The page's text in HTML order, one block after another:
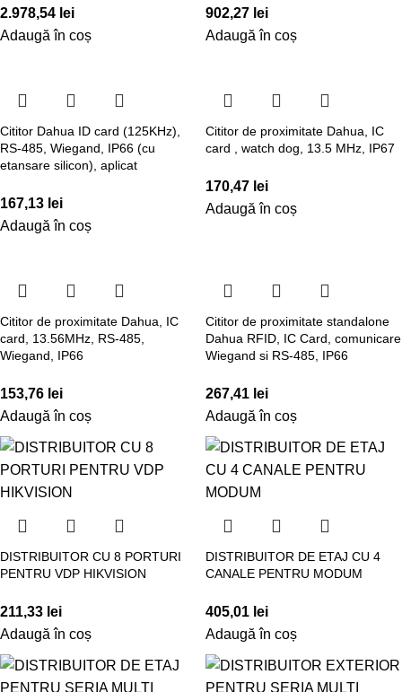
2.978,54 lei
Adaugă în coș
902,27 lei
Adaugă în coș
Cititor Dahua ID card (125KHz),
RS-485, Wiegand, IP66 (cu
etansare silicon), aplicat
167,13 lei
Adaugă în coș
Cititor de proximitate Dahua, IC
card , watch dog, 13.5 MHz, IP67
170,47 lei
Adaugă în coș
Cititor de proximitate Dahua, IC
card, 13.56MHz, RS-485,
Wiegand, IP66
153,76 lei
Adaugă în coș
Cititor de proximitate standalone
Dahua RFID, IC Card, comunicare
Wiegand si RS-485, IP66
267,41 lei
Adaugă în coș
DISTRIBUITOR CU 8 PORTURI
PENTRU VDP HIKVISION
211,33 lei
Adaugă în coș
DISTRIBUITOR DE ETAJ CU 4
CANALE PENTRU MODUM
405,01 lei
Adaugă în coș